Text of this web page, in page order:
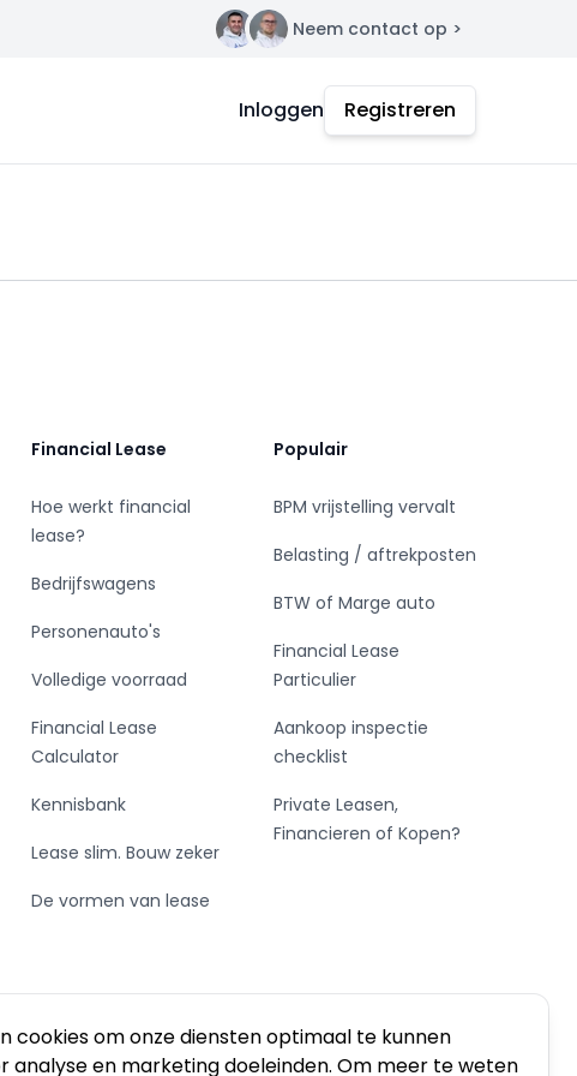
cookies om onze diensten optimaal te kunnen
analyse en marketing doeleinden. Om meer te weten
Contact Neem contact op >
Inloggen Registreren
Financial Lease
Hoe werkt financial
lease?
Bedrijfswagens
Personenauto's
Volledige voorraad
Financial Lease
Calculator
Kennisbank
Lease slim. Bouw zeker
De vormen van lease
Populair
BPM vrijstelling vervalt
Belasting / aftrekposten
BTW of Marge auto
Financial Lease
Particulier
Aankoop inspectie
checklist
Private Leasen,
Financieren of Kopen?